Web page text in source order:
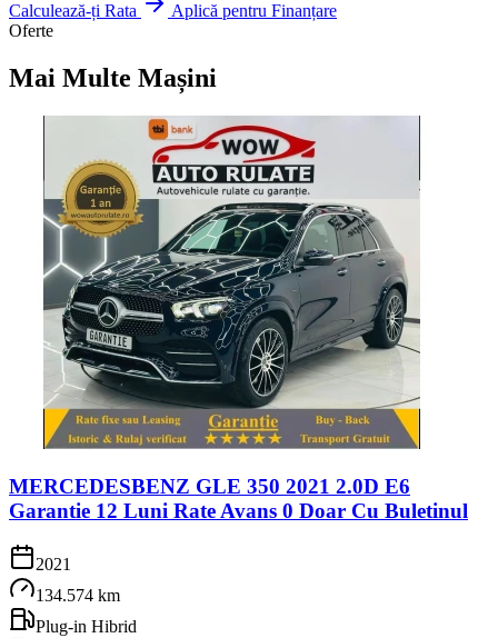
Calculează-ți Rata
Aplică pentru Finanțare
Oferte
Mai Multe Mașini
MERCEDESBENZ GLE 350 2021 2.0D E6
Garantie 12 Luni Rate Avans 0 Doar Cu Buletinul
2021
134.574 km
Plug-in Hibrid